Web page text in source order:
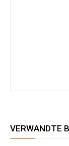
VERWANDTE